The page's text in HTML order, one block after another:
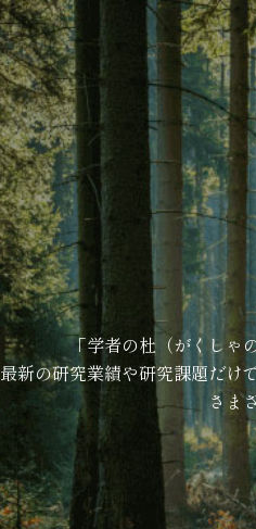
「学者の杜（がくしゃ
最新の研究業績や研究課題だけ
さま